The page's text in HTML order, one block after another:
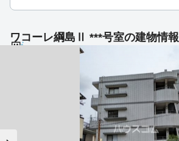
ワコーレ綱島Ⅱ ***号室の建物情報